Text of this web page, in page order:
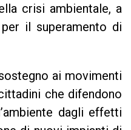
crisi ambientale, a
il superamento di
ai movimenti
che difendono
dagli effetti